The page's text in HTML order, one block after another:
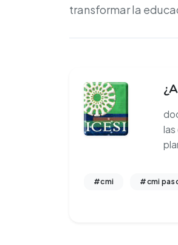
transformar la
las
#cmi #cmi